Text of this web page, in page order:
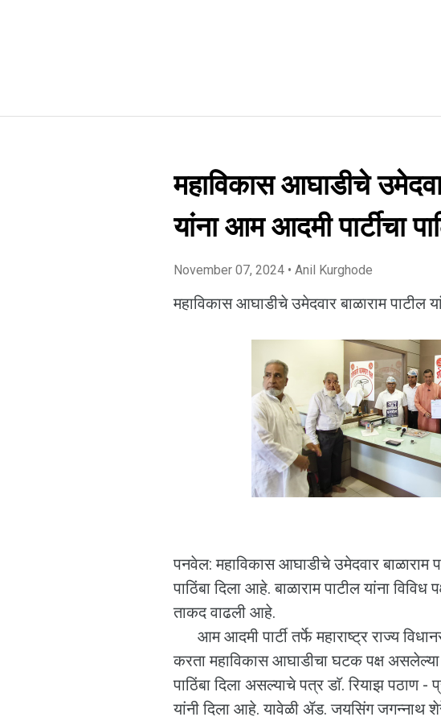
महाविकास आघाडीचे
यांना आम आदमी पार्टीचा
November 07, 2024 • Anil Kurghode
महाविकास आघाडीचे उमेदवार बाळाराम पाटील
पनवेल: महाविकास आघाडीचे उमेदवार बाळाराम
पाठिंबा दिला आहे. बाळाराम पाटील यांना विविध
ताकद वाढली आहे.
आम आदमी पार्टी तर्फे महाराष्ट्र राज्य
करता महाविकास आघाडीचा घटक पक्ष असलेल्या
पाठिंबा दिला असल्याचे पत्र डाॅ. रियाझ पठाण -
यांनी दिला आहे. यावेळी ॲड. जयसिंग जगन्नाथ